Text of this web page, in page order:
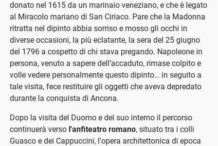
donato nel 1615 da un marinaio veneziano, e che è legato
al Miracolo mariano di San Ciriaco. Pare che la Madonna
ritratta nel dipinto abbia sorriso e mosso gli occhi in
diverse occasioni, la più eclatante, la sera del 25 giugno
del 1796 a cospetto di chi stava pregando. Napoleone in
persona, venuto a sapere dell’accaduto, rimase colpito e
volle vedere personalmente questo dipinto… in seguito a
tale visita, fece restituire gli oggetti che aveva depredato
durante la conquista di Ancona.
Dopo la visita del Duomo e del suo interno il percorso
continuerà verso l'anfiteatro romano, situato tra i colli
Guasco e dei Cappuccini, l'opera architettonica di epoca